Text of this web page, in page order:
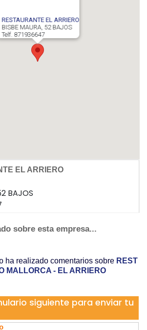
RESTAURANTE EL ARRIERO
BISBE MAURA, 52 BAJOS
Telf. 871936647
EL ARRIERO
BAJOS
sobre esta empresa...
ha realizado comentarios sobre REST
MALLORCA - EL ARRIERO